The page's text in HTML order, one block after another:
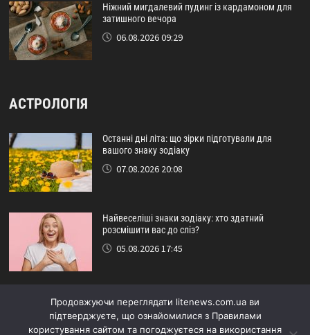
Ніжний мигдалевий пудинг із кардамоном для
затишного вечора
06.08.2026 09:29
АСТРОЛОГІЯ
Останні дні літа: що зірки підготували для
вашого знаку зодіаку
07.08.2026 20:08
Найвеселіші знаки зодіаку: хто здатний
розсмішити вас до сліз?
05.08.2026 17:45
Астрологічний прогноз на серпень: кому
пощастить наприкінці літа
29.07.2026 16:15
Продовжуючи переглядати litenews.com.ua ви
підтверджуєте, що ознайомилися з Правилами
користування сайтом та погоджуєтеся на використання